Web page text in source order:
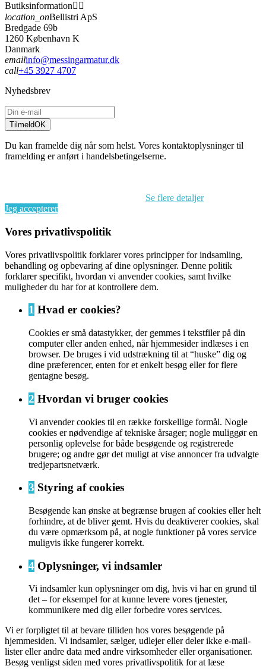
Butiksinformation 
location_onBellistri ApS
Bredgade 69b
1260 København K
Danmark
emailinfo@messingarmatur.dk
call+45 3927 4707
Nyhedsbrev
TilmeldOK
Du kan framelde dig når som helst. Vores kontaktoplysninger til
framelding er anført i handelsbetingelserne.
Se flere detaljer
Jeg accepterer
Vores privatlivspolitik
Vores privatlivspolitik forklarer vores principper for indsamling,
behandling og opbevaring af dine oplysninger. Denne politik
forklarer specifikt, hvordan vi anvender cookies, samt hvilke
muligheder du har for at kontrollere dem.
1 Hvad er cookies?
Cookies er små datastykker, der gemmes i tekstfiler på din
computer eller anden enhed, når hjemmesider indlæses i en
browser. De bruges i vid udstrækning til at “huske” dig og
dine præferencer, enten for et enkelt besøg eller for flere
gentagne besøg.
2 Hvordan vi bruger cookies
Vi anvender cookies til en række forskellige formål. Nogle
cookies er nødvendige af tekniske årsager; nogle muliggør en
personlig oplevelse for både besøgende og registrerede
brugere; og andre gør det muligt at vise annoncer fra udvalgte
tredjepartsnetværk.
3 Styring af cookies
Besøgende kan ønske at begrænse brugen af cookies eller helt
forhindre, at de bliver gemt. Hvis du deaktiverer cookies, skal
du være opmærksom på, at nogle funktioner på vores service
muligvis ikke fungerer korrekt.
4 Oplysninger, vi indsamler
Vi indsamler kun oplysninger om dig, hvis vi har en grund til
det – for eksempel for at kunne levere vores tjenester,
kommunikere med dig eller forbedre vores services.
Vi er forpligtet til at bevare tilliden hos vores besøgende på
hjemmesiden. Vi indsamler, sælger, udlejer eller deler ikke e-mail-
lister eller andre data med andre virksomheder eller organisationer.
Besøg venligst siden med vores privatlivspolitik for at læse